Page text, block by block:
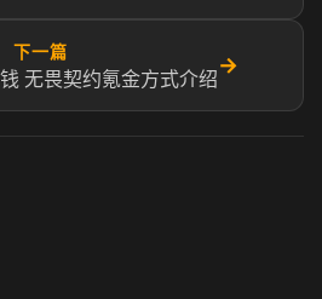
下一篇
无畏契约氪金方式介绍
→